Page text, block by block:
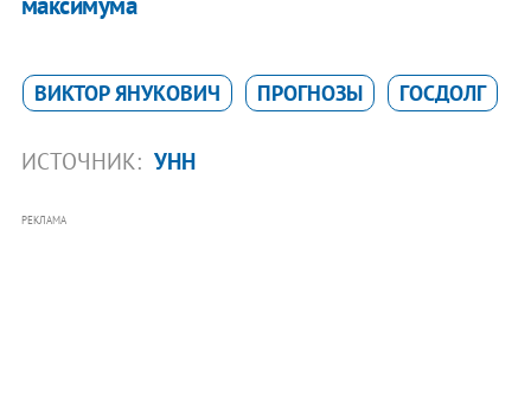
ВИКТОР ЯНУКОВИЧ ПРОГНОЗЫ ГОСДОЛГ
ИСТОЧНИК: УНН
РЕКЛАМА